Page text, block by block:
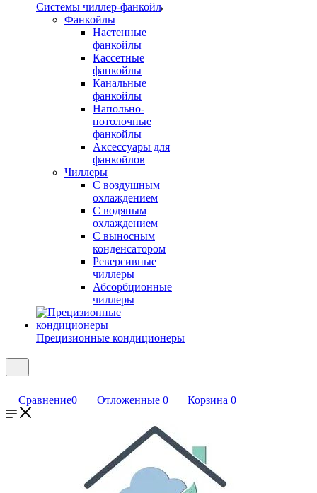
Системы чиллер-фанкойл
Фанкойлы
Настенные
фанкойлы
Кассетные
фанкойлы
Канальные
фанкойлы
Напольно-
потолочные
фанкойлы
Аксессуары для
фанкойлов
Чиллеры
С воздушным
охлаждением
С водяным
охлаждением
С выносным
конденсатором
Реверсивные
чиллеры
Абсорбционные
чиллеры
Прецизионные кондиционеры
Сравнение0 Отложенные 0 Корзина 0